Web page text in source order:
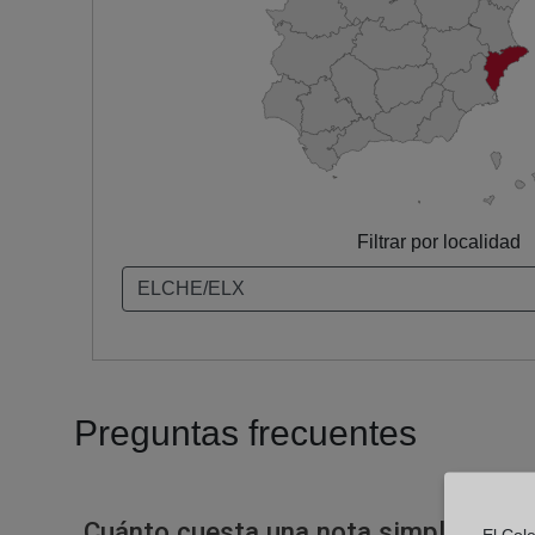
Filtrar por localidad
Preguntas frecuentes